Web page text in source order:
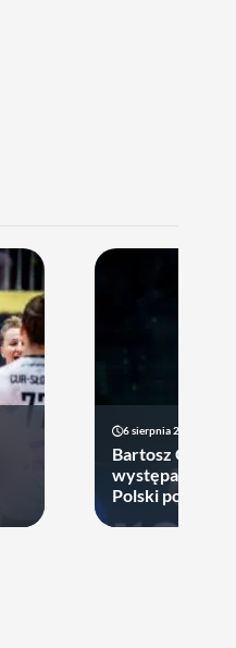
6 sierpnia 2026 17:40
Bartosz
występach w
Polski podjął